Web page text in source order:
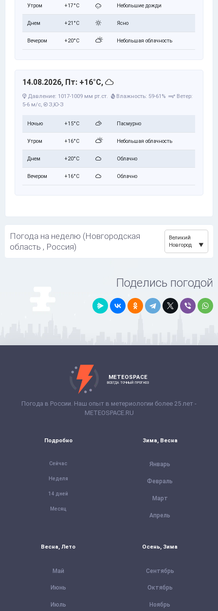
Утром +17°C Небольшие дожди
Днем +21°C Ясно
Вечером +20°C Небольшая облачность
14.08.2026, Пт: +16°C,
Давление: 1017-1009 мм рт.ст. Влажность: 59-61%
Ветер:
5-6 м/с, З,Ю-З
Ночью +15°C Пасмурно
Утром +16°C Небольшая облачность
Днем +20°C Облачно
Вечером +16°C Облачно
Погода на неделю (Новгородская
область , Россия)
Великий
Новгород
Поделись погодой
METEOSPACE
ВСЕГДА ТОЧНЫЙ ПРОГНОЗ
Погода в России. Наш опыт в метериологии более 25 лет -
METEOSPACE.RU
Подробно
Сейчас
Неделя
14 дней
Месяц
Зима, Весна
Январь
Февраль
Март
Апрель
Весна, Лето
Май
Июнь
Июль
Осень, Зима
Сентябрь
Октябрь
Ноябрь